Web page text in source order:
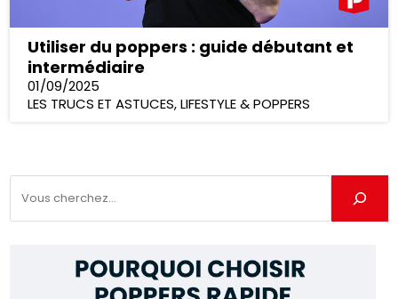
Utiliser du poppers : guide débutant et
intermédiaire
01/09/2025
LES TRUCS ET ASTUCES,LIFESTYLE & POPPERS